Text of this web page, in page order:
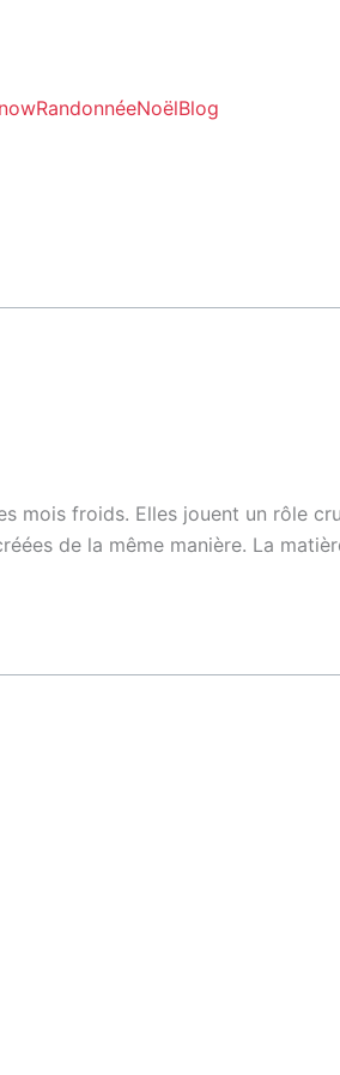
RandonnéeNoëlBlog
mois froids. Elles jouent un rôle
de la même manière. La